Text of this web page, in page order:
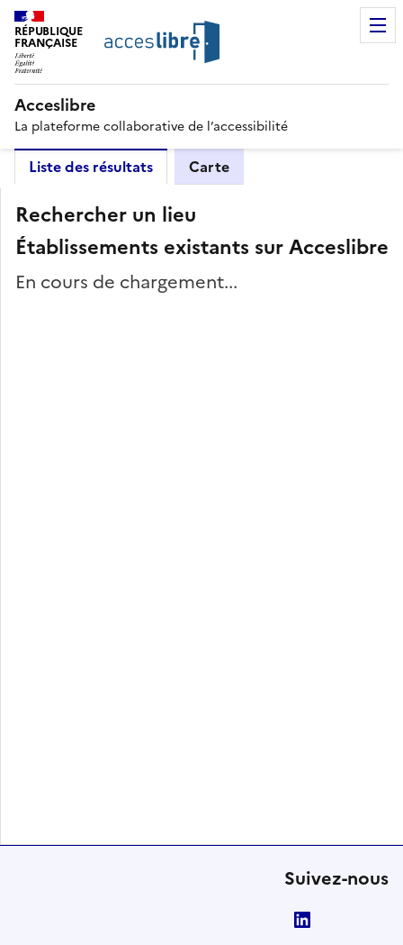
RÉPUBLIQUE
FRANÇAISE
Acceslibre
La plateforme collaborative de l’accessibilité
Liste des résultats Carte
Rechercher un lieu
Établissements existants sur Acceslibre
En cours de chargement...
Suivez-nous